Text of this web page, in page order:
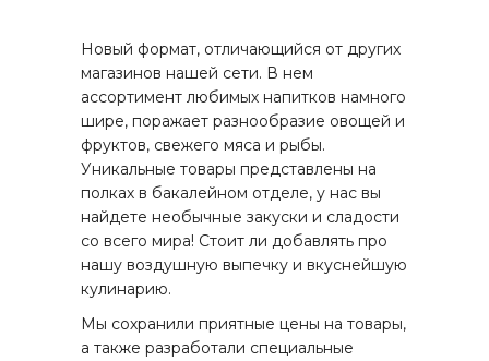
Новый формат, отличающийся от других
магазинов нашей сети. В нем
ассортимент любимых напитков намного
шире, поражает разнообразие овощей и
фруктов, свежего мяса и рыбы.
Уникальные товары представлены на
полках в бакалейном отделе, у нас вы
найдете необычные закуски и сладости
со всего мира! Стоит ли добавлять про
нашу воздушную выпечку и вкуснейшую
кулинарию.
Мы сохранили приятные цены на товары,
а также разработали специальные